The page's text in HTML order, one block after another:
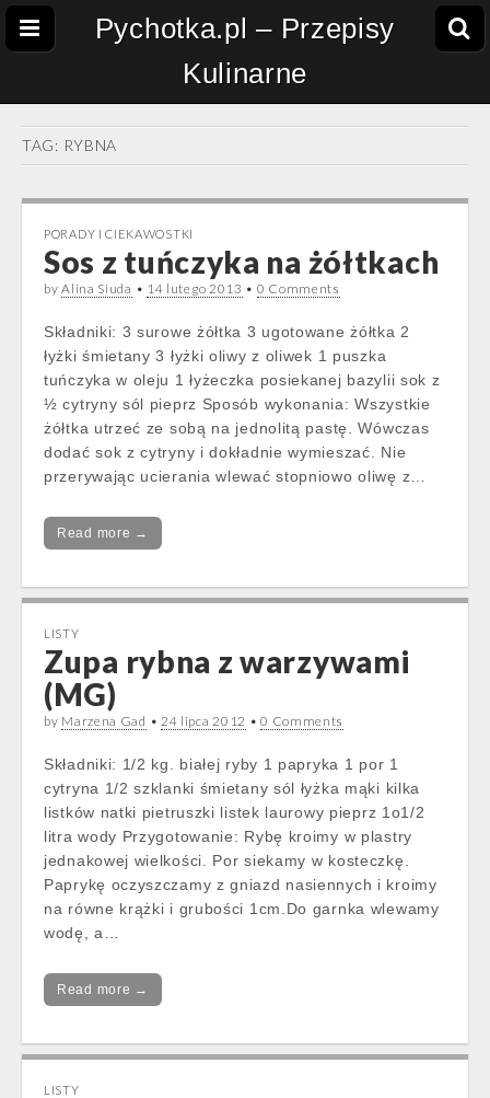
Pychotka.pl – Przepisy
Kulinarne
TAG: RYBNA
PORADY I CIEKAWOSTKI
Sos z tuńczyka na żółtkach
byAlina Siuda • 14 lutego 2013 • 0 Comments
Składniki: 3 surowe żółtka 3 ugotowane żółtka 2
łyżki śmietany 3 łyżki oliwy z oliwek 1 puszka
tuńczyka w oleju 1 łyżeczka posiekanej bazylii sok z
½ cytryny sól pieprz Sposób wykonania: Wszystkie
żółtka utrzeć ze sobą na jednolitą pastę. Wówczas
dodać sok z cytryny i dokładnie wymieszać. Nie
przerywając ucierania wlewać stopniowo oliwę z…
Read more →
LISTY
Zupa rybna z warzywami
(MG)
by Marzena Gad • 24 lipca 2012 •0 Comments
Składniki: 1/2 kg. białej ryby 1 papryka 1 por 1
cytryna 1/2 szklanki śmietany sól łyżka mąki kilka
listków natki pietruszki listek laurowy pieprz 1o1/2
litra wody Przygotowanie: Rybę kroimy w plastry
jednakowej wielkości. Por siekamy w kosteczkę.
Paprykę oczyszczamy z gniazd nasiennych i kroimy
na równe krążki i grubości 1cm.Do garnka wlewamy
wodę, a…
Read more →
LISTY